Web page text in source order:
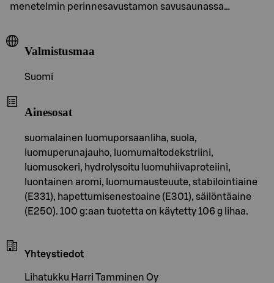
menetelmin perinnesavustamon savusaunassa…
Valmistusmaa
Suomi
Ainesosat
suomalainen luomuporsaanliha, suola,
luomuperunajauho, luomumaltodekstriini,
luomusokeri, hydrolysoitu luomuhiivaproteiini,
luontainen aromi, luomumausteuute, stabilointiaine
(E331), hapettumisenestoaine (E301), säilöntäaine
(E250). 100 g:aan tuotetta on käytetty 106 g lihaa.
Yhteystiedot
Lihatukku Harri Tamminen Oy